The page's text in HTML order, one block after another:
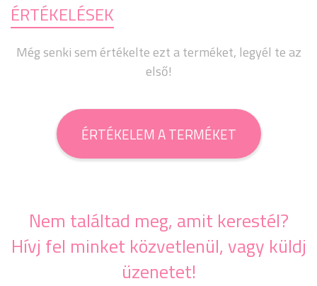
ÉRTÉKELÉSEK
Még senki sem értékelte ezt a terméket, legyél te az
első!
ÉRTÉKELEM A TERMÉKET
Nem találtad meg, amit kerestél?
Hívj fel minket közvetlenül, vagy küldj
üzenetet!